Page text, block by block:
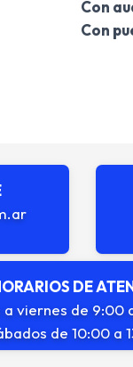
Con
Con
DE
a viernes de 9:00
de 10:00 a